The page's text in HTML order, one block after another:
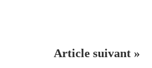
Article suivant »